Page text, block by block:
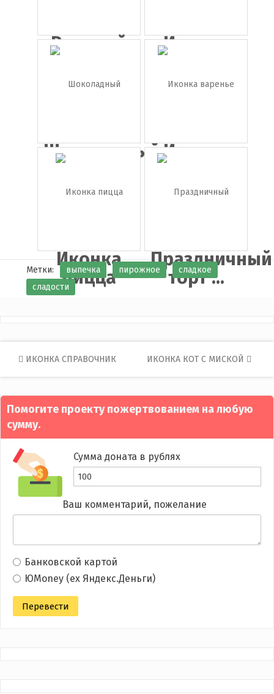
Вкусный
розовый
т...
Иконка
ШоколадныйИконка
варенье
Иконка
пицца
Праздничный
торт ...
Метки: выпечка пирожное
сладкое
сладости
Post
navigation
ИКОНКА СПРАВОЧНИК ИКОНКА КОТ С МИСКОЙ
Помогите проекту пожертвованием на любую
сумму.
Сумма доната в рублях
Ваш комментарий, пожелание
Банковской картой
ЮMoney (ex Яндекс.Деньги)